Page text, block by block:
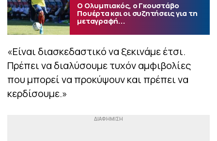
Ο Ολυμπιακός, ο Γκουστάβο
Πουέρτα και οι συζητήσεις για τη
μεταγραφή...
«Είναι διασκεδαστικό να ξεκινάμε έτσι.
Πρέπει να διαλύσουμε τυχόν αμφιβολίες
που μπορεί να προκύψουν και πρέπει να
κερδίσουμε.»